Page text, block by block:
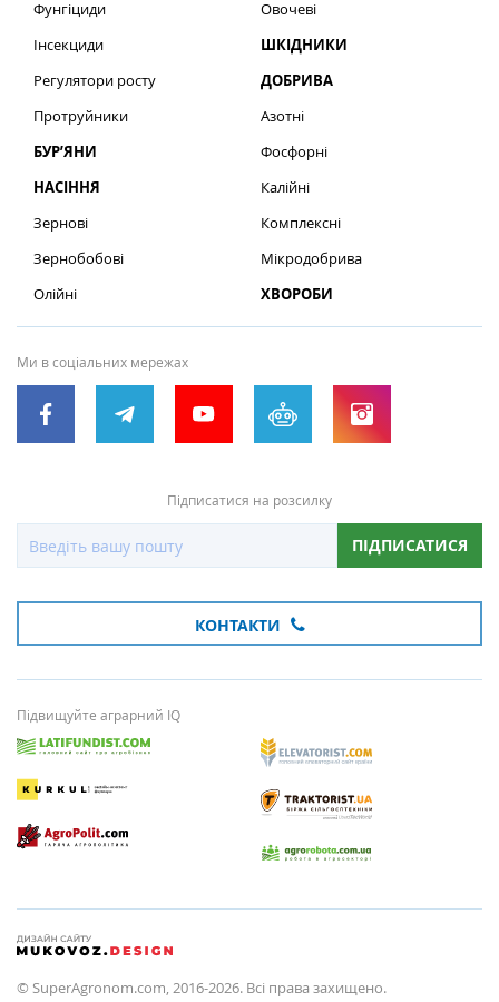
Фунгіциди
Інсекциди
Регулятори росту
Протруйники
БУР’ЯНИ
НАСІННЯ
Зернові
Зернобобові
Олійні
Овочеві
ШКІДНИКИ
ДОБРИВА
Азотні
Фосфорні
Калійні
Комплексні
Мікродобрива
ХВОРОБИ
Ми в соціальних мережах
Підписатися на розсилку
ПІДПИСАТИСЯ
КОНТАКТИ
Підвищуйте аграрний IQ
© SuperAgronom.com, 2016-2026. Всі права захищено.